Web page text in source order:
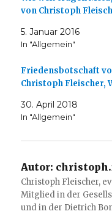
von Christoph
5. Januar 2016
In "Allgemein"
Friedensbotschaft
Christoph Fleischer,
30. April 2018
In "Allgemein"
Autor:
Christoph Fleischer,
Mitglied in der
und in der Dietrich